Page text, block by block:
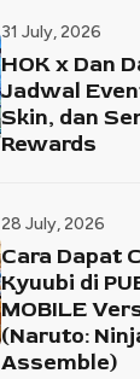
31 July, 2026
HOK x Dan
Jadwal
Skin, dan
Rewards
28 July, 2026
Cara Dapat
Kyuubi di
MOBILE
(Naruto:
Assemble)